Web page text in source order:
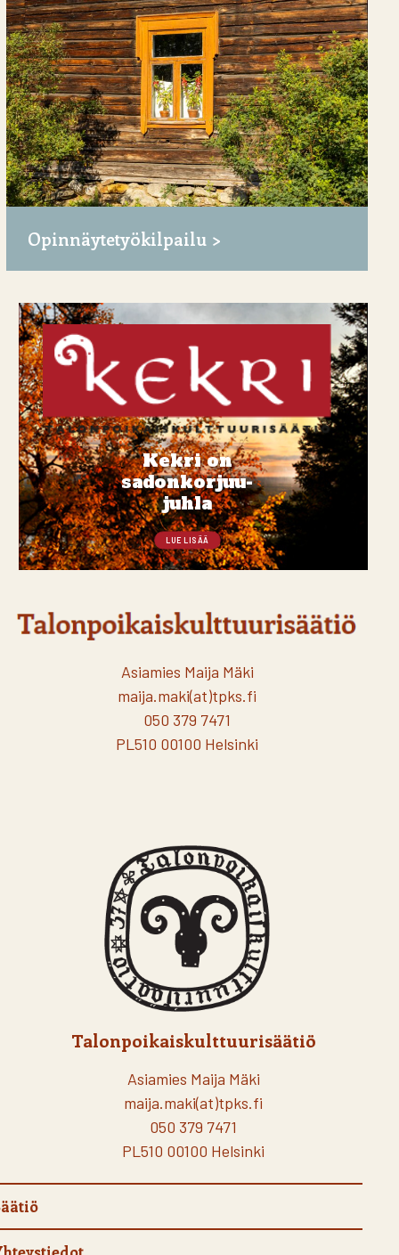
Opinnäytetyökilpailu
Kekri on
sadonkorjuu-
juhla
LUE LISÄÄ
Asiamies Maija Mäki
maija.maki(at)tpks.fi
050 379 7471
PL510 00100 Helsinki
Talonpoikaiskulttuurisäätiö
Asiamies Maija Mäki
maija.maki(at)tpks.fi
050 379 7471
PL510 00100 Helsinki